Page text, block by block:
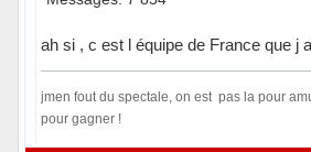
ah si , c est l équipe de France que j
jmen fout du spectale, on est pas la pour
pour gagner !